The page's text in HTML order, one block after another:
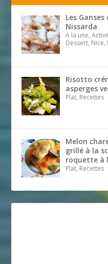
Les
Nissarda
A la une,
Dessert, Nice,
Risotto
asperges
Plat, Recettes
Melon
grillé à la
roquette à
Plat, Recettes